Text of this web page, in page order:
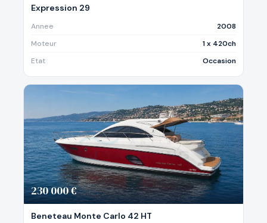
Expression 29
Annee
2008
Moteur
1 x 420ch
Etat
Occasion
230 000 €
Beneteau Monte Carlo 42 HT